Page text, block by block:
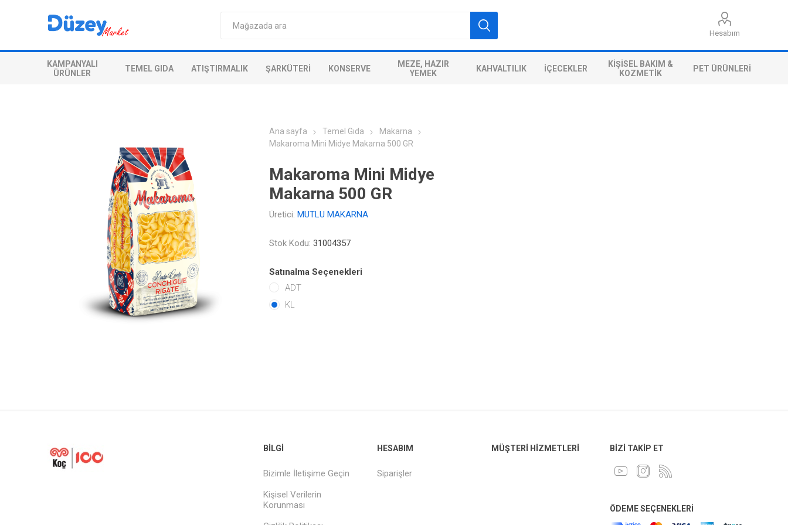
Hesabım
KAMPANYALI
ÜRÜNLER
TEMEL GIDA ATIŞTIRMALIK ŞARKÜTERI KONSERVE
MEZE, HAZIR
YEMEK
KAHVALTILIK İÇECEKLER
KIŞISEL BAKIM &
KOZMETIK
PET ÜRÜNLERI
Ana sayfa Temel Gıda
Makarna
Makaroma Mini Midye Makarna 500 GR
Makaroma Mini Midye
Makarna 500 GR
Üretici: MUTLU MAKARNA
Stok Kodu: 31004357
Satınalma Seçenekleri
ADT
KL
BILGI
Bizimle İletişime Geçin
Kişisel Verilerin
Korunması
HESABIM
Siparişler
MÜŞTERI HIZMETLERI BIZI TAKIP ET
ÖDEME SEÇENEKLERI